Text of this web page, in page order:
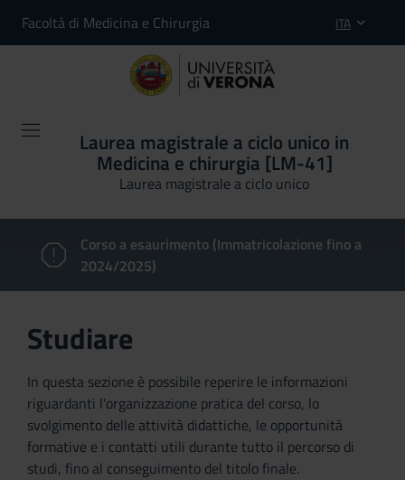
Facoltà di Medicina e Chirurgia ITA
Laurea magistrale a ciclo unico in
Medicina e chirurgia [LM-41]
Laurea magistrale a ciclo unico
Corso a esaurimento (Immatricolazione fino a
2024/2025)
Studiare
In questa sezione è possibile reperire le informazioni
riguardanti l'organizzazione pratica del corso, lo
svolgimento delle attività didattiche, le opportunità
formative e i contatti utili durante tutto il percorso di
studi, fino al conseguimento del titolo finale.